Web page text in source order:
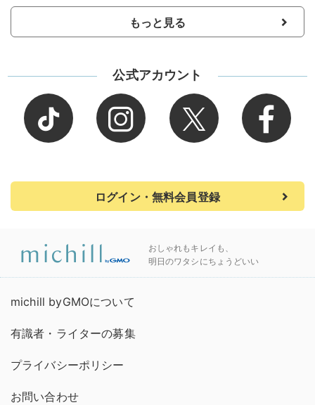
もっと見る
公式アカウント
ログイン・無料会員登録
おしゃれもキレイも、
明日のワタシにちょうどいい
michill byGMOについて
有識者・ライターの募集
プライバシーポリシー
お問い合わせ